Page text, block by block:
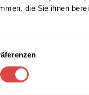
die Sie ihnen